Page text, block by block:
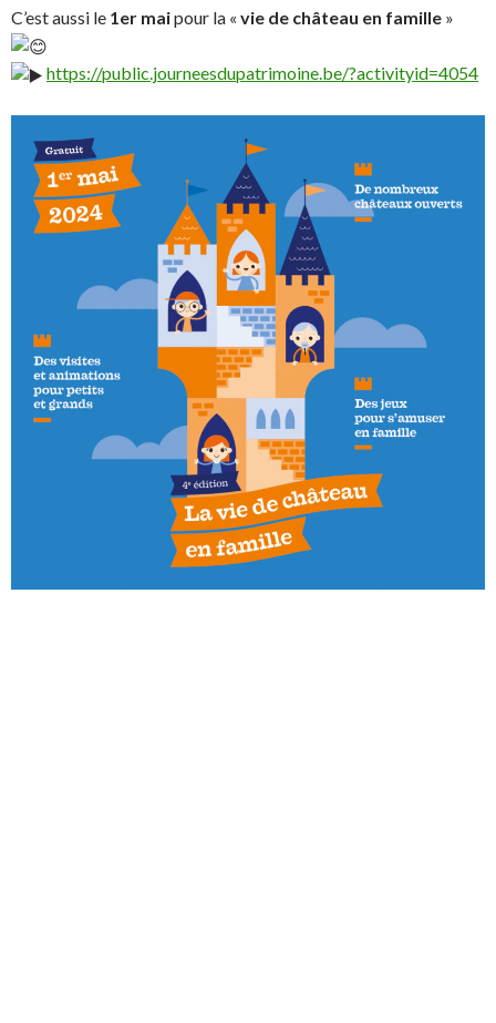
C’est aussi le 1er maipour la « vie de château en famille »
https://public.journeesdupatrimoine.be/?activityid=4054